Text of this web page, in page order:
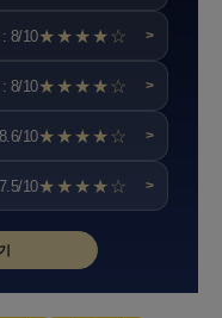
8/10★★★★☆ >
8/10★★★★☆ >
10★★★★☆ >
10★★★★☆ >